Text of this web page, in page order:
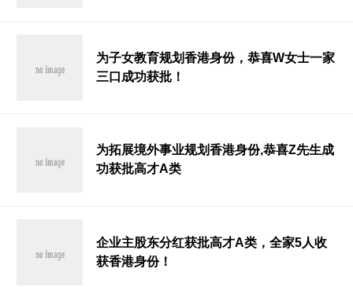
为子女教育规划香港身份，恭喜W女士一家
三口成功获批！
为拓展境外事业规划香港身份,恭喜Z先生成
功获批高才A类
企业主股东分红获批高才A类，全家5人收
获香港身份！